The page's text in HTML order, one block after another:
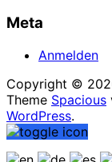
Meta
Anmelden
Copyright ©
Theme Spacious
WordPress.